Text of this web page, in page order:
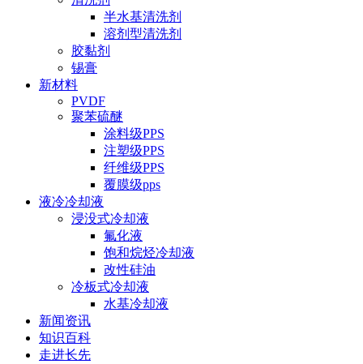
半水基清洗剂
溶剂型清洗剂
胶黏剂
锡膏
新材料
PVDF
聚苯硫醚
涂料级PPS
注塑级PPS
纤维级PPS
覆膜级pps
液冷冷却液
浸没式冷却液
氟化液
饱和烷烃冷却液
改性硅油
冷板式冷却液
水基冷却液
新闻资讯
知识百科
走进长先